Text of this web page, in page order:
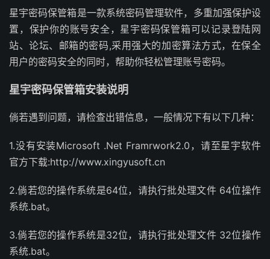
星宇密码保管箱是一款系统密码管理软件，多重加强保护设
置，保护你的账号安全，星宇密码保管箱可以记录登陆网
站、论坛、邮箱的密码,采用强大的加密算法方式，在保全
用户的密码安全的同时，帮助你轻松管理账号密码。
星宇密码保管箱安装说明
倘若遇到问题，请检查出错信息，一般情况下有以下几种：
1.没有安装Microsoft .Net Framrwork2.0，请至星宇软件
官方下载:http://www.xingyusoft.cn
2.倘若您的操作系统是64位，请执行批处理文件 64位操作
系统.bat。
3.倘若您的操作系统是32位，请执行批处理文件 32位操作
系统.bat。